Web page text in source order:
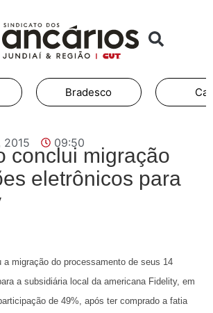
Bradesco
2015 09:50
conclui migração
eletrônicos para
a migração do processamento de seus 14
a subsidiária local da americana Fidelity, em
de 49%, após ter comprado a fatia